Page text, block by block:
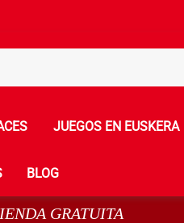
JUEGOS EN EUSKERA
BLOG
GRATUITA